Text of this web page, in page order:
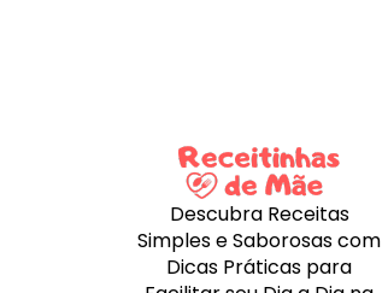
Descubra Receitas
Simples e Saborosas com
Dicas Práticas para